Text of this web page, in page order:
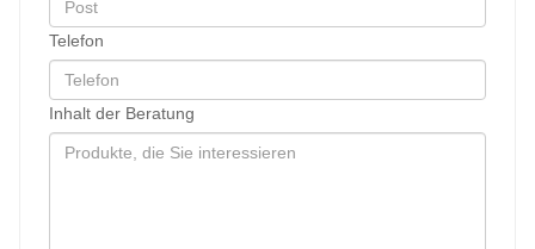
Telefon
Inhalt der Beratung